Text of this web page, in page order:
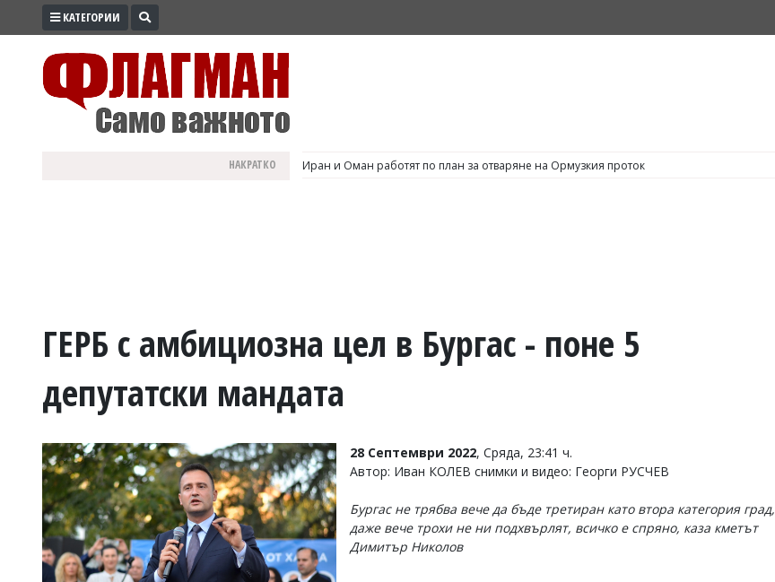
ПРОМО
ВОЙНАТА
УКРАЙНА
РАЗСЛЕДВАНЕ
БИЗНЕС
Управители:
КАТЕГОРИИ
НАКРАТКО Иран и Оман работят по план за отваряне на Ормузкия проток
ГЕРБ с амбициозна цел в Бургас - поне 5
депутатски мандата
28 Септември 2022, Сряда, 23:41 ч.
Автор: Иван КОЛЕВ снимки и видео: Георги РУСЧЕВ
Бургас не трябва вече да бъде третиран като втора категория град,
даже вече трохи не ни подхвърлят, всичко е спряно, каза кметът
Димитър Николов